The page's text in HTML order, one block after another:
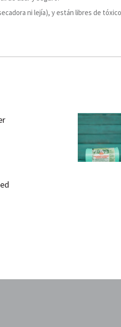
ni lejía), y están libres de